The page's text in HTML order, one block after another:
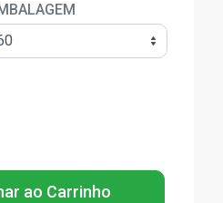
ao Carrinho